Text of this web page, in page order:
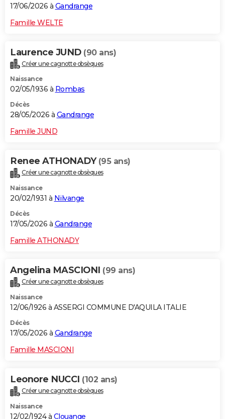
17/06/2026 à Gandrange
Famille WELTE
Laurence JUND (90 ans)
Créer une cagnotte obsèques
Naissance
02/05/1936 à Rombas
Décès
28/05/2026 à Gandrange
Famille JUND
Renee ATHONADY (95 ans)
Créer une cagnotte obsèques
Naissance
20/02/1931 à Nilvange
Décès
17/05/2026 à Gandrange
Famille ATHONADY
Angelina MASCIONI (99 ans)
Créer une cagnotte obsèques
Naissance
12/06/1926 à ASSERGI COMMUNE D'AQUILA ITALIE
Décès
17/05/2026 à Gandrange
Famille MASCIONI
Leonore NUCCI (102 ans)
Créer une cagnotte obsèques
Naissance
12/02/1924 à Clouange